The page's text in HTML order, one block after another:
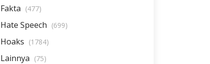
Fakta (477)
Hate Speech (699)
Hoaks (1784)
Lainnya (75)